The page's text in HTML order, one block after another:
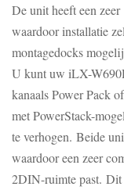
De unit heeft een
waardoor installatie
montagedocks
U kunt uw iLX-
kanaals Power Pack
met PowerStack-
te verhogen. Beide
waardoor een zeer
2DIN-ruimte past. Dit